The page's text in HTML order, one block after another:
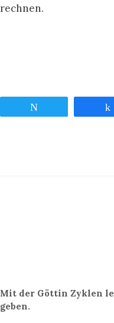
rechnen.
Mit der Göttin Zyklen
geben.